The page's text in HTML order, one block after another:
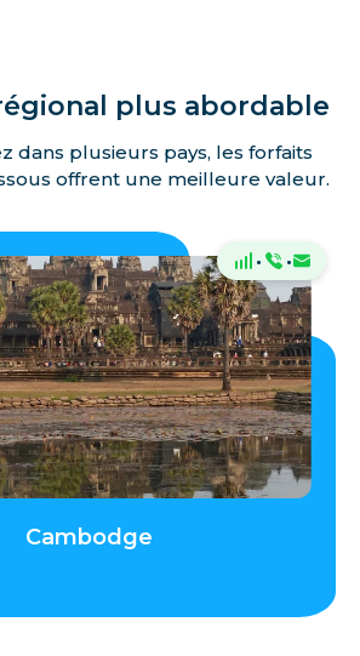
plus abordable
dans plusieurs pays, les forfaits
offrent une meilleure valeur.
· ·
Cambodge